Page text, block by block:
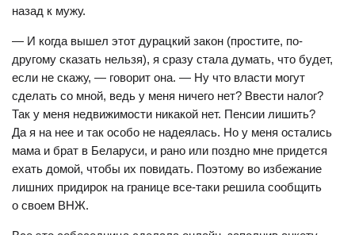
назад к мужу.
— И когда вышел этот дурацкий закон (простите, по-
другому сказать нельзя), я сразу стала думать, что будет,
если не скажу, — говорит она. — Ну что власти могут
сделать со мной, ведь у меня ничего нет? Ввести налог?
Так у меня недвижимости никакой нет. Пенсии лишить?
Да я на нее и так особо не надеялась. Но у меня остались
мама и брат в Беларуси, и рано или поздно мне придется
ехать домой, чтобы их повидать. Поэтому во избежание
лишних придирок на границе все-таки решила сообщить
о своем ВНЖ.